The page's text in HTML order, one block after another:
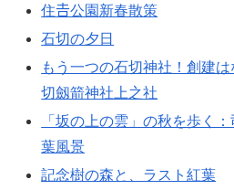
住𠮷公園新春散策
石切の夕日
もう一つの石切神社！創建
切劔箭神社上之社
「坂の上の雲」の秋を歩く
葉風景
記念樹の森と、ラスト紅葉